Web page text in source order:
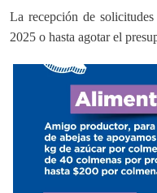
La recepción de
2025 o hasta agotar el